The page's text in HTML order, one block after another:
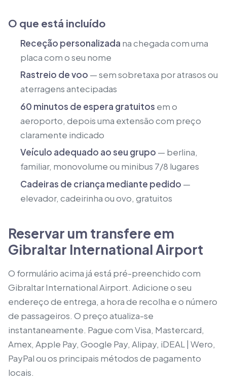
O que está incluído
Receção personalizada na chegada com uma
placa com o seu nome
Rastreio de voo — sem sobretaxa por atrasos ou
aterragens antecipadas
60 minutos de espera gratuitos em o
aeroporto, depois uma extensão com preço
claramente indicado
Veículo adequado ao seu grupo — berlina,
familiar, monovolume ou minibus 7/8 lugares
Cadeiras de criança mediante pedido —
elevador, cadeirinha ou ovo, gratuitos
Reservar um transfere em
Gibraltar International Airport
O formulário acima já está pré-preenchido com
Gibraltar International Airport. Adicione o seu
endereço de entrega, a hora de recolha e o número
de passageiros. O preço atualiza-se
instantaneamente. Pague com Visa, Mastercard,
Amex, Apple Pay, Google Pay, Alipay, iDEAL | Wero,
PayPal ou os principais métodos de pagamento
locais.